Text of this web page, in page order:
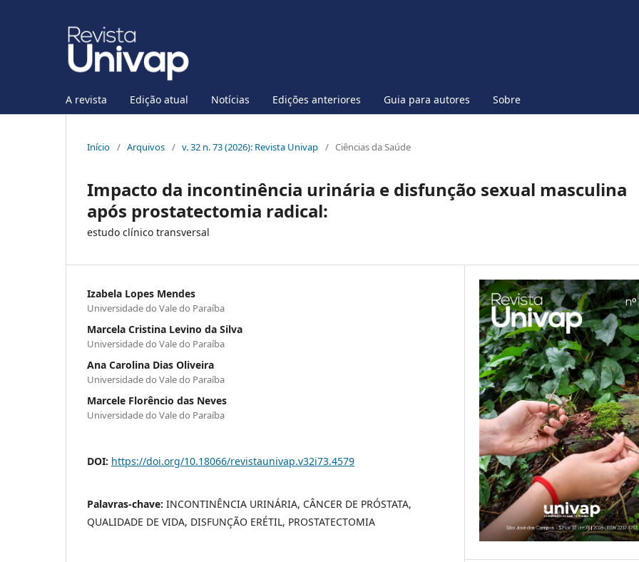
A revista Edição atual Notícias Edições anteriores Guia para autores Sobre
Início / Arquivos / v. 32 n. 73 (2026): Revista Univap / Ciências da Saúde
Impacto da incontinência urinária e disfunção sexual masculina
após prostatectomia radical:
estudo clínico transversal
Izabela Lopes Mendes
Universidade do Vale do Paraíba
Marcela Cristina Levino da Silva
Universidade do Vale do Paraíba
Ana Carolina Dias Oliveira
Universidade do Vale do Paraíba
Marcele Florêncio das Neves
Universidade do Vale do Paraíba
DOI: https://doi.org/10.18066/revistaunivap.v32i73.4579
Palavras-chave: INCONTINÊNCIA URINÁRIA, CÂNCER DE PRÓSTATA,
QUALIDADE DE VIDA, DISFUNÇÃO ERÉTIL, PROSTATECTOMIA